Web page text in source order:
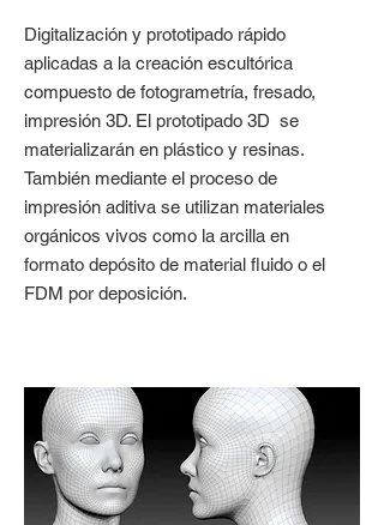
Digitalización y prototipado rápido
aplicadas a la creación escultórica
compuesto de fotogrametría, fresado,
impresión 3D. El prototipado 3D se
materializarán en plástico y resinas.
También mediante el proceso de
impresión aditiva se utilizan materiales
orgánicos vivos como la arcilla en
formato depósito de material fluido o el
FDM por deposición.